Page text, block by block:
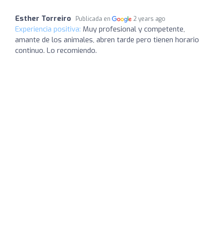
Esther Torreiro Publicada en 2 years ago
Experiencia positiva: Muy profesional y competente,
amante de los animales, abren tarde pero tienen horario
continuo. Lo recomiendo.